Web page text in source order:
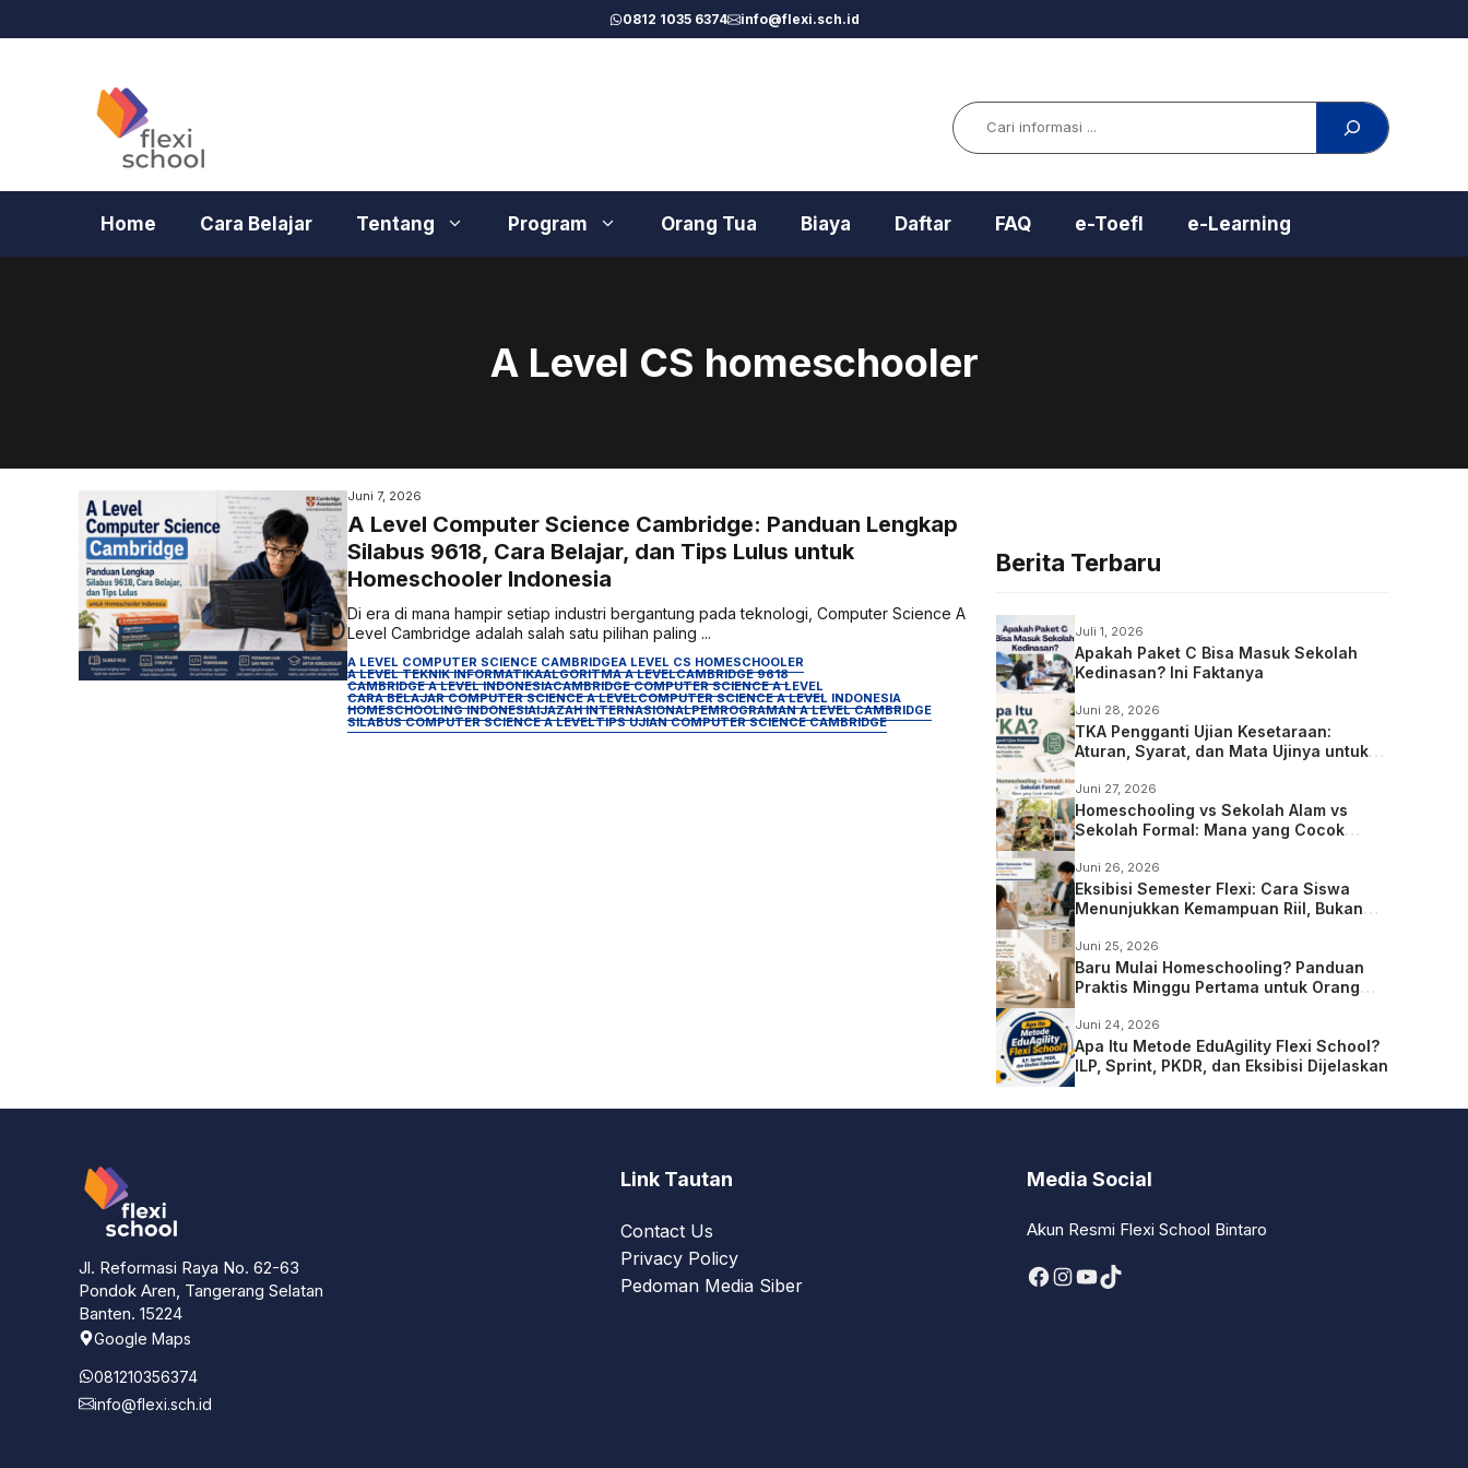
ke
0812 1035 6374 info@flexi.sch.id
Search
Home Cara Belajar Tentang Program Orang Tua Biaya Daftar FAQ e-Toefl e-Learning
A Level CS homeschooler
Juni 7, 2026
A Level Computer Science Cambridge: Panduan Lengkap
Silabus 9618, Cara Belajar, dan Tips Lulus untuk
Homeschooler Indonesia
Di era di mana hampir setiap industri bergantung pada teknologi, Computer Science A
Level Cambridge adalah salah satu pilihan paling ...
A LEVEL COMPUTER SCIENCE CAMBRIDGEA LEVEL CS HOMESCHOOLER
A LEVEL TEKNIK INFORMATIKAALGORITMA A LEVELCAMBRIDGE 9618
CAMBRIDGE A LEVEL INDONESIACAMBRIDGE COMPUTER SCIENCE A LEVEL
CARA BELAJAR COMPUTER SCIENCE A LEVELCOMPUTER SCIENCE A LEVEL INDONESIA
HOMESCHOOLING INDONESIAIJAZAH INTERNASIONALPEMROGRAMAN A LEVEL CAMBRIDGE
SILABUS COMPUTER SCIENCE A LEVELTIPS UJIAN COMPUTER SCIENCE CAMBRIDGE
Berita Terbaru
Juli 1, 2026
Apakah Paket C Bisa Masuk Sekolah
Kedinasan? Ini Faktanya
Juni 28, 2026
TKA Pengganti Ujian Kesetaraan:
Aturan, Syarat, dan Mata Ujinya untuk
Juni 27, 2026
Homeschooling vs Sekolah Alam vs
Sekolah Formal: Mana yang Cocok
Juni 26, 2026
Eksibisi Semester Flexi: Cara Siswa
Menunjukkan Kemampuan Riil, Bukan
Juni 25, 2026
Baru Mulai Homeschooling? Panduan
Praktis Minggu Pertama untuk Orang
Juni 24, 2026
Apa Itu Metode EduAgility Flexi School?
ILP, Sprint, PKDR, dan Eksibisi Dijelaskan
Jl. Reformasi Raya No. 62-63
Pondok Aren, Tangerang Selatan
Banten. 15224
Google Maps
081210356374
info@flexi.sch.id
Link Tautan
Contact Us
Privacy Policy
Pedoman Media Siber
Media Social
Akun Resmi Flexi School Bintaro
Facebook
Instagram
YouTube
TikTok